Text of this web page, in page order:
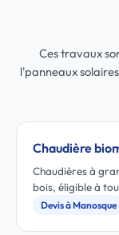
Ces travaux
l'panneaux
Chaudière
Chaudières à
bois, éligible à
Devis à Manosque